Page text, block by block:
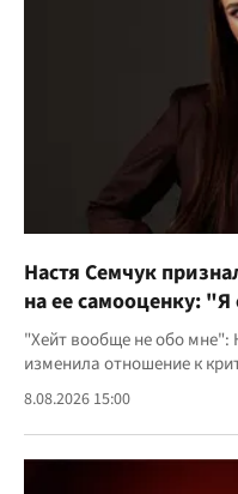
Настя Семчук
на ее самооценку: "Я
"Хейт вообще не обо мне":
изменила отношение к
8.08.2026 15:00